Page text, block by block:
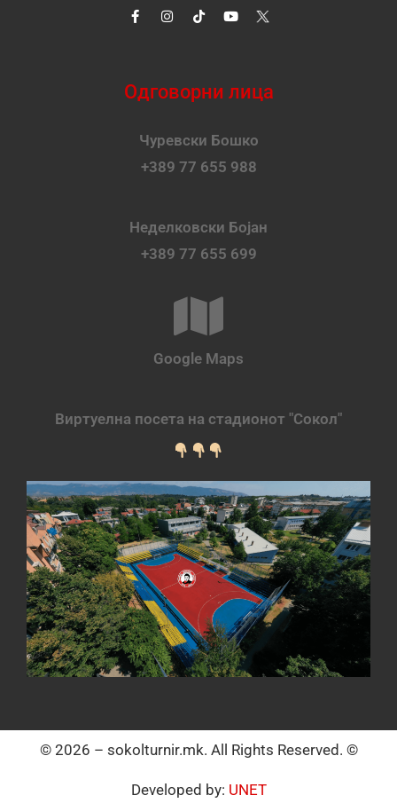
Одговорни лица
Чуревски Бошко
+389 77 655 988
Неделковски Бојан
+389 77 655 699
Google Maps
Виртуелна посета на стадионот "Сокол"
© 2026 – sokolturnir.mk. All Rights Reserved. ©
Developed by: UNET